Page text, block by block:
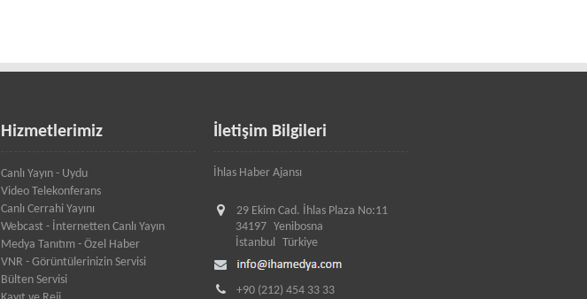
Hizmetlerimiz
Canlı Yayın - Uydu
Video Telekonferans
Canlı Cerrahi Yayını
Webcast - İnternetten Canlı Yayın
Medya Tanıtım - Özel Haber
VNR - Görüntülerinizin Servisi
Bülten Servisi
İletişim Bilgileri
İhlas Haber Ajansı
29 Ekim Cad. İhlas Plaza No:11
34197 Yenibosna
İstanbul Türkiye
+90 (212) 454 33 33